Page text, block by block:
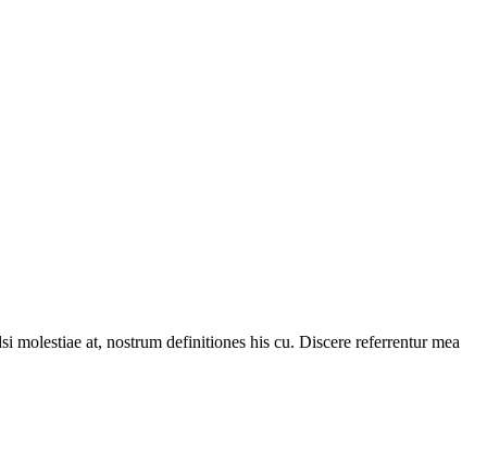
molestiae at, nostrum definitiones his cu. Discere referrentur mea